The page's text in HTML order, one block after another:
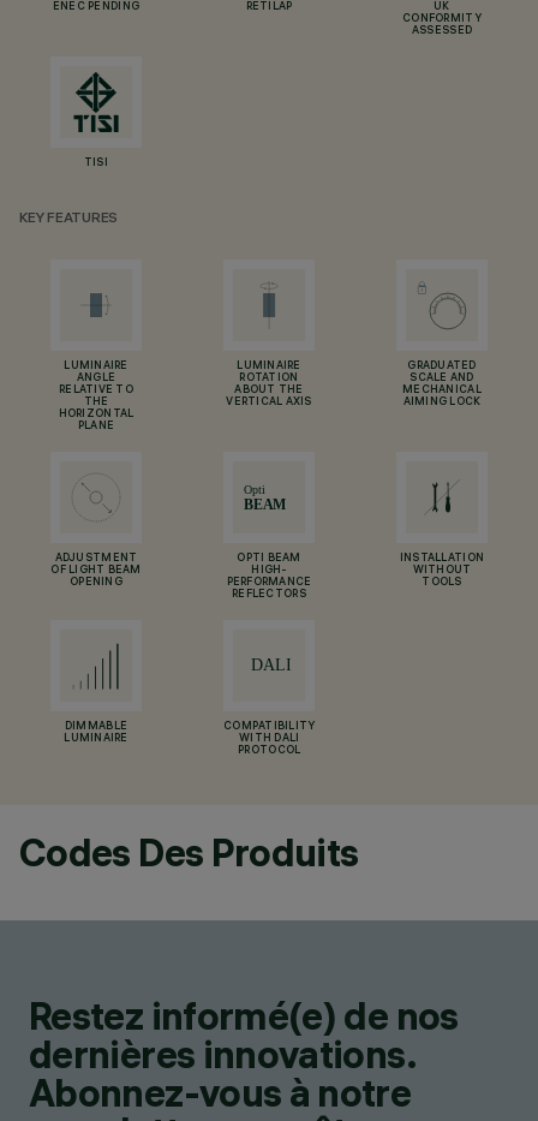
ENEC PENDING RETILAP
UK
CONFORMITY
ASSESSED
TISI
KEY FEATURES
LUMINAIRE
ANGLE
RELATIVE TO
THE
HORIZONTAL
PLANE
LUMINAIRE
ROTATION
ABOUT THE
VERTICAL AXIS
GRADUATED
SCALE AND
MECHANICAL
AIMING LOCK
ADJUSTMENT
OF LIGHT BEAM
OPENING
OPTI BEAM
HIGH-
PERFORMANCE
REFLECTORS
INSTALLATION
WITHOUT
TOOLS
DIMMABLE
LUMINAIRE
COMPATIBILITY
WITH DALI
PROTOCOL
Codes Des Produits
Restez informé(e) de nos
dernières innovations.
Abonnez-vous à notre